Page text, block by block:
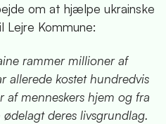
om at hjælpe ukrainske
Lejre Kommune:
rammer millioner af
allerede kostet hundredvis
af menneskers hjem og fra
deres livsgrundlag.